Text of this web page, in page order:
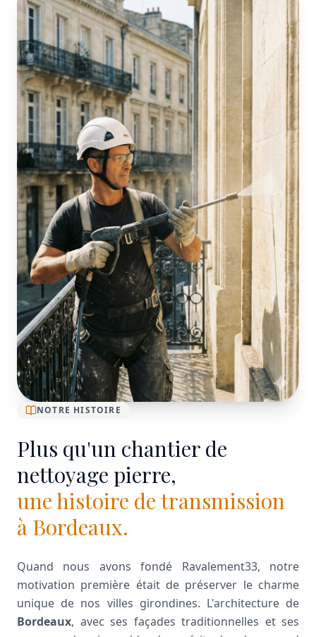
NOTRE HISTOIRE
Plus qu'un chantier de
nettoyage pierre,
une histoire de transmission
à Bordeaux.
Quand nous avons fondé Ravalement33, notre
motivation première était de préserver le charme
unique de nos villes girondines. L'architecture de
Bordeaux, avec ses façades traditionnelles et ses